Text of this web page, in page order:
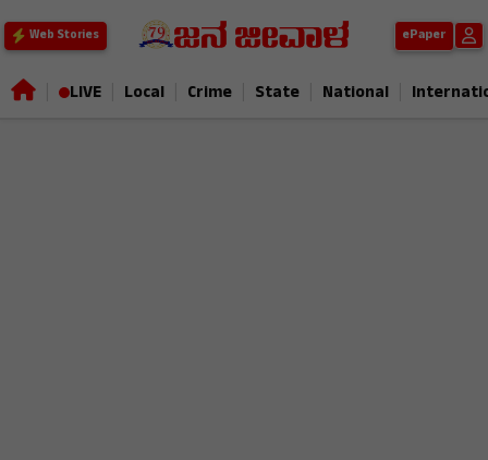
Web Stories ePaper
LIVE Local Crime State National